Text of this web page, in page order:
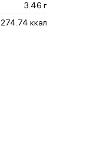
3.46 г
274.74 ккал